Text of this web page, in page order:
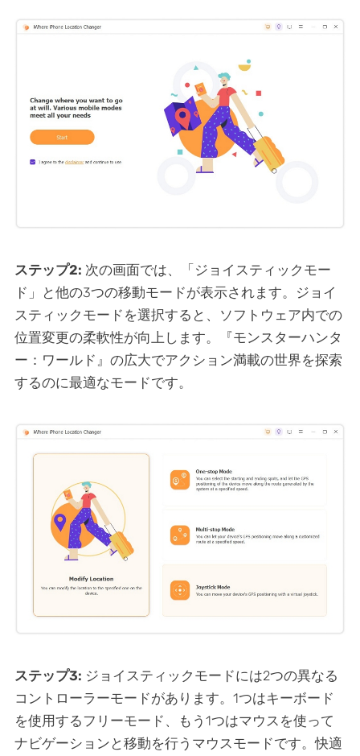
ステップ2: 次の画面では、「ジョイスティックモー
ド」と他の3つの移動モードが表示されます。ジョイ
スティックモードを選択すると、ソフトウェア内での
位置変更の柔軟性が向上します。『モンスターハンタ
ー：ワールド』の広大でアクション満載の世界を探索
するのに最適なモードです。
ステップ3: ジョイスティックモードには2つの異なる
コントローラーモードがあります。1つはキーボード
を使用するフリーモード、もう1つはマウスを使って
ナビゲーションと移動を行うマウスモードです。快適